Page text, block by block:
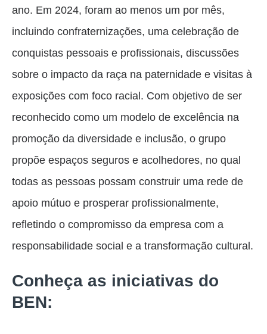
ano. Em 2024, foram ao menos um por mês,
incluindo confraternizações, uma celebração de
conquistas pessoais e profissionais, discussões
sobre o impacto da raça na paternidade e visitas à
exposições com foco racial. Com objetivo de ser
reconhecido como um modelo de excelência na
promoção da diversidade e inclusão, o grupo
propõe espaços seguros e acolhedores, no qual
todas as pessoas possam construir uma rede de
apoio mútuo e prosperar profissionalmente,
refletindo o compromisso da empresa com a
responsabilidade social e a transformação cultural.
Conheça as iniciativas do
BEN: